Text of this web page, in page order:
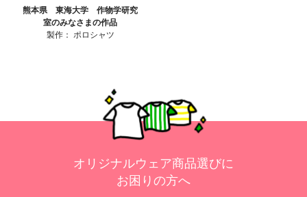
熊本県 東海大学 作物学研究
室のみなさまの作品
製作：
ポロシャツ
オリジナルウェア商品選びに
お困りの方へ